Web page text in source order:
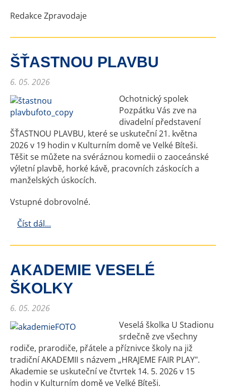
Redakce Zpravodaje
ŠŤASTNOU PLAVBU
6. 05. 2026
Ochotnický spolek
Pozpátku Vás zve na
divadelní představení
ŠŤASTNOU PLAVBU, které se uskuteční 21. května
2026 v 19 hodin v Kulturním domě ve Velké Bíteši.
Těšit se můžete na svéráznou komedii o zaoceánské
výletní plavbě, horké kávě, pracovních záskocích a
manželských úskocích.
Vstupné dobrovolné.
Číst dál...
AKADEMIE VESELÉ
ŠKOLKY
6. 05. 2026
Veselá školka U Stadionu
srdečně zve všechny
rodiče, prarodiče, přátele a příznivce školy na již
tradiční AKADEMII s názvem „HRAJEME FAIR PLAY".
Akademie se uskuteční ve čtvrtek 14. 5. 2026 v 15
hodin v Kulturním domě ve Velké Bíteši.